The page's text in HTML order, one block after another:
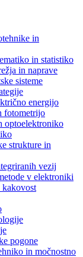
in
in statistiko
in naprave
sisteme
energijo
fotometrijo
optoelektroniko
strukture in
vezij
v elektroniki
pogone
in močnostno